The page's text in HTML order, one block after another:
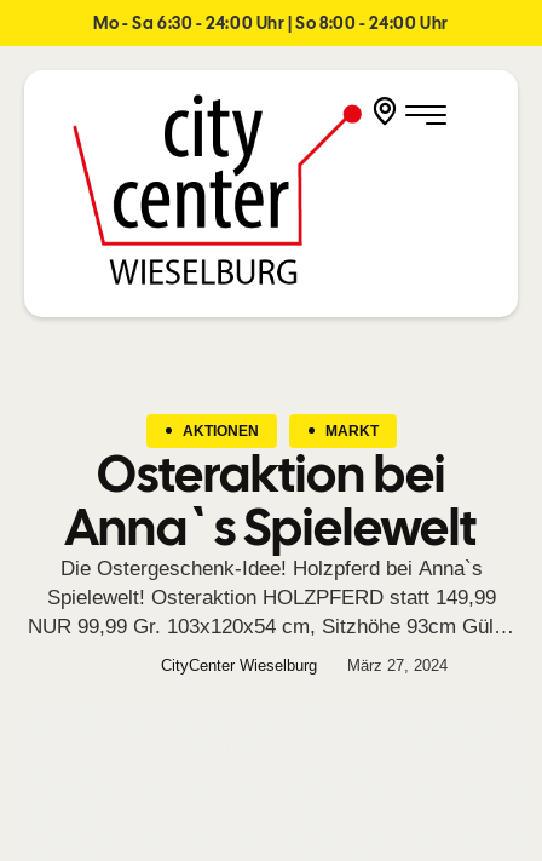
Mo - Sa 6:30 - 24:00 Uhr | So 8:00 - 24:00 Uhr
AKTIONEN MARKT
Osteraktion bei
Anna`s Spielewelt
Die Ostergeschenk-Idee! Holzpferd bei Anna`s
Spielewelt! Osteraktion HOLZPFERD statt 149,99
NUR 99,99 Gr. 103x120x54 cm, Sitzhöhe 93cm Gültig
bis 7. April 2024 solange der Vorrat reicht.
CityCenter Wieselburg März 27, 2024